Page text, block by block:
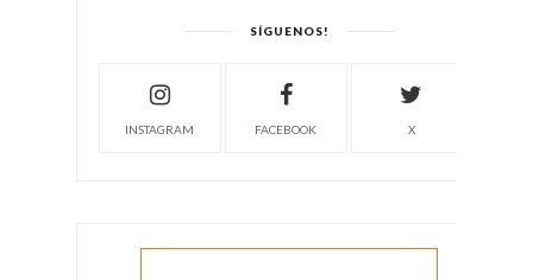
SÍGUENOS!
INSTAGRAM FACEBOOK X